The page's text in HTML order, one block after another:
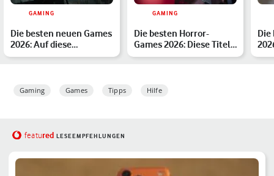
GAMING
Die besten neuen Games
2026: Auf diese
Highlights sind wir
GAMING
Die besten Horror-
Games 2026: Diese Titel
musst Du kennen
Die
Gaming Games Tipps Hilfe
featured LESEEMPFEHLUNGEN